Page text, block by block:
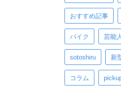
おすすめ記事
バイク 芸能
sotoshiru 新
コラム